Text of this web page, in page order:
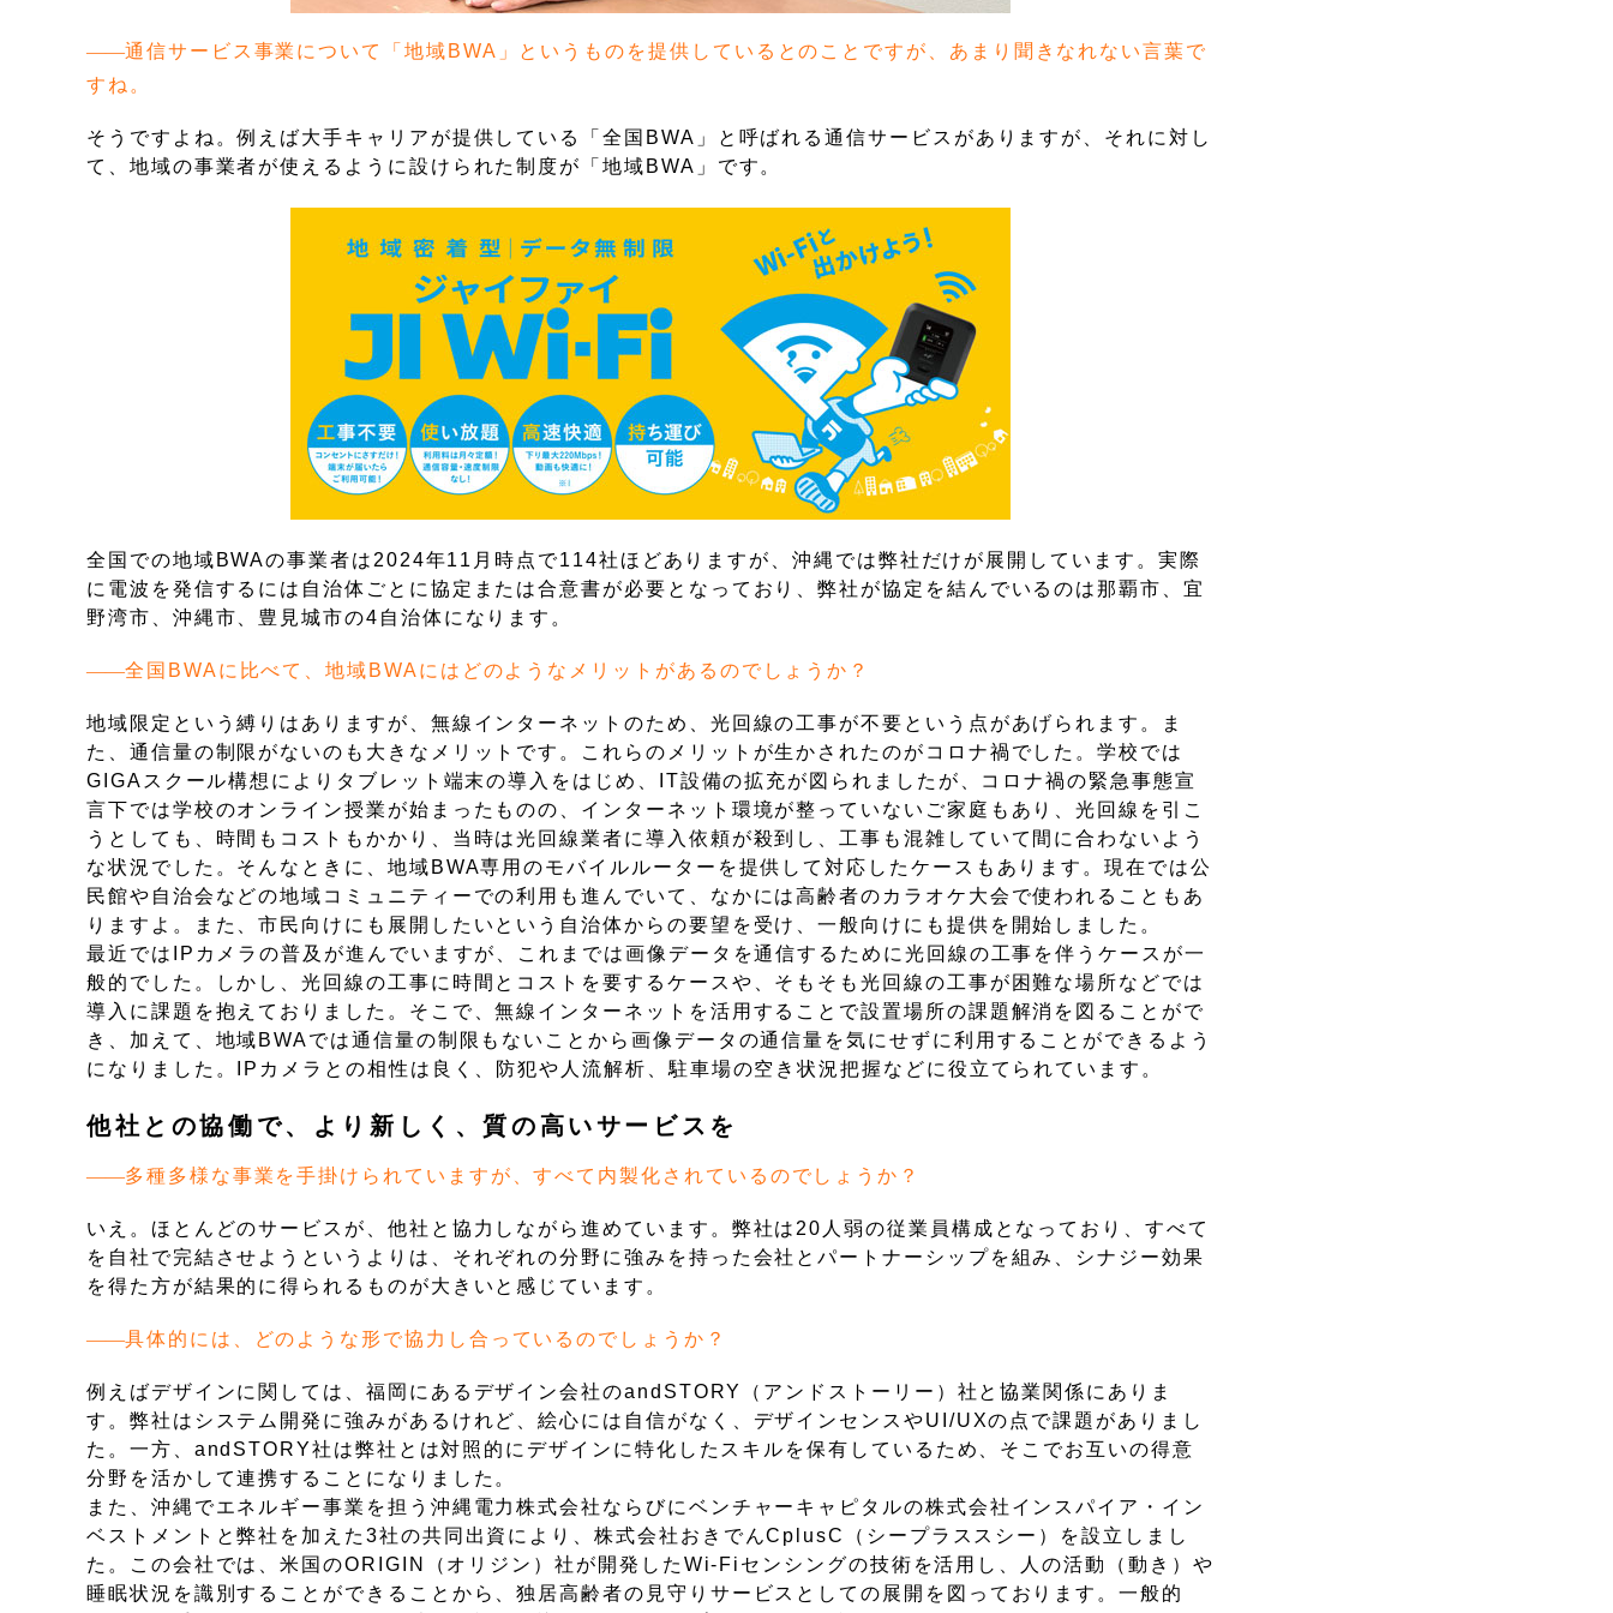
通信サービス事業について「地域BWA」というものを提供しているとのことですが、あまり聞きなれない言葉で
すね。
そうですよね。例えば大手キャリアが提供している「全国BWA」と呼ばれる通信サービスがありますが、それに対し
て、地域の事業者が使えるように設けられた制度が「地域BWA」です。
全国での地域BWAの事業者は2024年11月時点で114社ほどありますが、沖縄では弊社だけが展開しています。実際
に電波を発信するには自治体ごとに協定または合意書が必要となっており、弊社が協定を結んでいるのは那覇市、宜
野湾市、沖縄市、豊見城市の4自治体になります。
全国BWAに比べて、地域BWAにはどのようなメリットがあるのでしょうか？
地域限定という縛りはありますが、無線インターネットのため、光回線の工事が不要という点があげられます。ま
た、通信量の制限がないのも大きなメリットです。これらのメリットが生かされたのがコロナ禍でした。学校では
GIGAスクール構想によりタブレット端末の導入をはじめ、IT設備の拡充が図られましたが、コロナ禍の緊急事態宣
言下では学校のオンライン授業が始まったものの、インターネット環境が整っていないご家庭もあり、光回線を引こ
うとしても、時間もコストもかかり、当時は光回線業者に導入依頼が殺到し、工事も混雑していて間に合わないよう
な状況でした。そんなときに、地域BWA専用のモバイルルーターを提供して対応したケースもあります。現在では公
民館や自治会などの地域コミュニティーでの利用も進んでいて、なかには高齢者のカラオケ大会で使われることもあ
りますよ。また、市民向けにも展開したいという自治体からの要望を受け、一般向けにも提供を開始しました。
最近ではIPカメラの普及が進んでいますが、これまでは画像データを通信するために光回線の工事を伴うケースが一
般的でした。しかし、光回線の工事に時間とコストを要するケースや、そもそも光回線の工事が困難な場所などでは
導入に課題を抱えておりました。そこで、無線インターネットを活用することで設置場所の課題解消を図ることがで
き、加えて、地域BWAでは通信量の制限もないことから画像データの通信量を気にせずに利用することができるよう
になりました。IPカメラとの相性は良く、防犯や人流解析、駐車場の空き状況把握などに役立てられています。
他社との協働で、より新しく、質の高いサービスを
多種多様な事業を手掛けられていますが、すべて内製化されているのでしょうか？
いえ。ほとんどのサービスが、他社と協力しながら進めています。弊社は20人弱の従業員構成となっており、すべて
を自社で完結させようというよりは、それぞれの分野に強みを持った会社とパートナーシップを組み、シナジー効果
を得た方が結果的に得られるものが大きいと感じています。
具体的には、どのような形で協力し合っているのでしょうか？
例えばデザインに関しては、福岡にあるデザイン会社のandSTORY（アンドストーリー）社と協業関係にありま
す。弊社はシステム開発に強みがあるけれど、絵心には自信がなく、デザインセンスやUI/UXの点で課題がありまし
た。一方、andSTORY社は弊社とは対照的にデザインに特化したスキルを保有しているため、そこでお互いの得意
分野を活かして連携することになりました。
また、沖縄でエネルギー事業を担う沖縄電力株式会社ならびにベンチャーキャピタルの株式会社インスパイア・イン
ベストメントと弊社を加えた3社の共同出資により、株式会社おきでんCplusC（シープラススシー）を設立しまし
た。この会社では、米国のORIGIN（オリジン）社が開発したWi-Fiセンシングの技術を活用し、人の活動（動き）や
睡眠状況を識別することができることから、独居高齢者の見守りサービスとしての展開を図っております。一般的